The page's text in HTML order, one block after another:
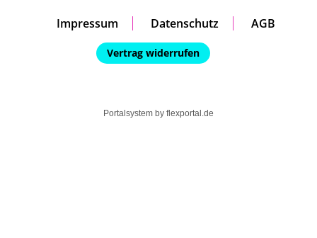
Impressum Datenschutz AGB
Vertrag widerrufen
Portalsystem by flexportal.de